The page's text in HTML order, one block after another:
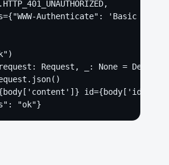
Authenticate": 'Basic
Request, _: None =
"ok"}